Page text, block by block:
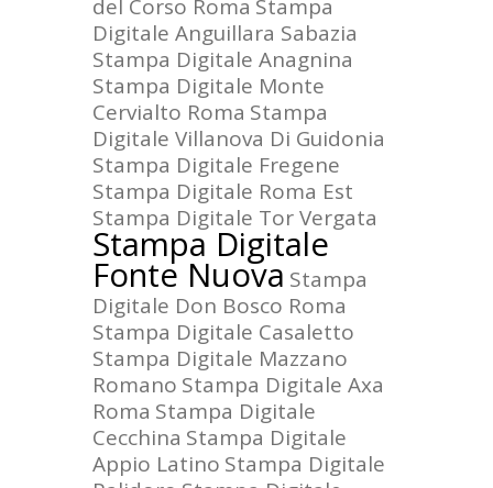
del Corso Roma Stampa
Digitale Anguillara Sabazia
Stampa Digitale Anagnina
Stampa Digitale Monte
Cervialto Roma Stampa
Digitale Villanova Di Guidonia
Stampa Digitale Fregene
Stampa Digitale Roma Est
Stampa Digitale Tor Vergata
Stampa Digitale
Fonte Nuova Stampa
Digitale Don Bosco Roma
Stampa Digitale Casaletto
Stampa Digitale Mazzano
Romano Stampa Digitale Axa
Roma Stampa Digitale
Cecchina Stampa Digitale
Appio Latino Stampa Digitale